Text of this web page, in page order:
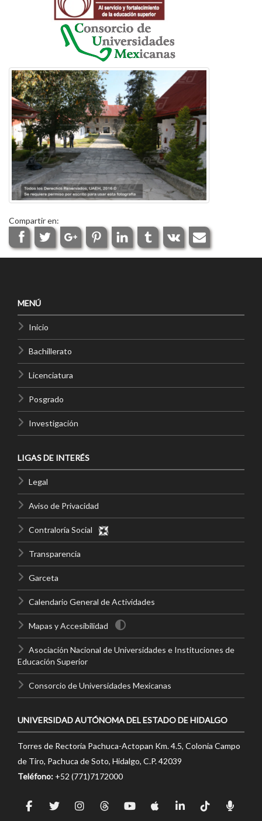
Compartir en:
MENÚ
Inicio
Bachillerato
Licenciatura
Posgrado
Investigación
LIGAS DE INTERÉS
Legal
Aviso de Privacidad
Contraloría Social
Transparencia
Garceta
Calendario General de Actividades
Mapas y Accesibilidad
Asociación Nacional de Universidades e Instituciones de
Educación Superior
Consorcio de Universidades Mexicanas
UNIVERSIDAD AUTÓNOMA DEL ESTADO DE HIDALGO
Torres de Rectoría Pachuca-Actopan Km. 4.5, Colonia Campo
de Tiro, Pachuca de Soto, Hidalgo, C.P. 42039
Teléfono: +52 (771)7172000